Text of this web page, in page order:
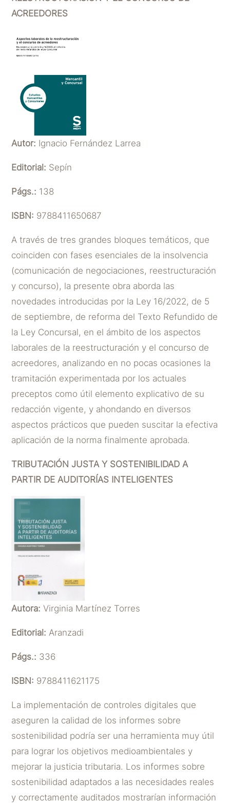
ACREEDORES
Autor: Ignacio Fernández Larrea
Editorial: Sepín
Págs.: 138
ISBN: 9788411650687
A través de tres grandes bloques temáticos, que
coinciden con fases esenciales de la insolvencia
(comunicación de negociaciones, reestructuración
y concurso), la presente obra aborda las
novedades introducidas por la Ley 16/2022, de 5
de septiembre, de reforma del Texto Refundido de
la Ley Concursal, en el ámbito de los aspectos
laborales de la reestructuración y el concurso de
acreedores, analizando en no pocas ocasiones la
tramitación experimentada por los actuales
preceptos como útil elemento explicativo de su
redacción vigente, y ahondando en diversos
aspectos prácticos que pueden suscitar la efectiva
aplicación de la norma finalmente aprobada.
TRIBUTACIÓN JUSTA Y SOSTENIBILIDAD A
PARTIR DE AUDITORÍAS INTELIGENTES
Autora:Virginia Martínez Torres
Editorial: Aranzadi
Págs.: 336
ISBN: 9788411621175
La implementación de controles digitales que
aseguren la calidad de los informes sobre
sostenibilidad podría ser una herramienta muy útil
para lograr los objetivos medioambientales y
mejorar la justicia tributaria. Los informes sobre
sostenibilidad adaptados a las necesidades reales
y correctamente auditados mostrarían información